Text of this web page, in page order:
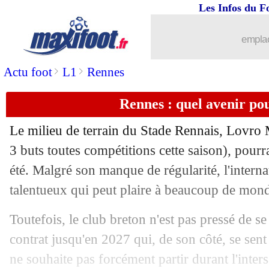
Actu foot> L1 > Rennes
Les Infos du
Rennes : quel avenir
Le milieu de terrain du Stade Rennais, Lovro
3 buts toutes compétitions cette saison),
été. Malgré son manque de régularité,
talentueux qui peut plaire à beaucoup de
Toutefois, le club breton n'est pas pressé de
contrat jusqu'en 2027 qui, de son côté, se
ne souhaite pas forcément partir durant
EdF (f) : les 26 Bleues pour la Coupe
06/06 PSG: Campos accélère pour Marcus
06/06 PSG: Nagelsmann attendu à Paris
06/06 Real: le discours d'adieu de Benzema
06/06 Lyon : Aouar quitte le club (officiel)
06/06 PSG: Galtier démis de ses fonctions !
Séville : Mendilibar reste sur le banc